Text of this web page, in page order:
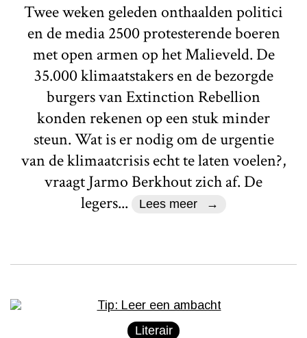
Twee weken geleden onthaalden politici
en de media 2500 protesterende boeren
met open armen op het Malieveld. De
35.000 klimaatstakers en de bezorgde
burgers van Extinction Rebellion
konden rekenen op een stuk minder
steun. Wat is er nodig om de urgentie
van de klimaatcrisis echt te laten voelen?,
vraagt Jarmo Berkhout zich af. De
legers...
Lees meer
Literair